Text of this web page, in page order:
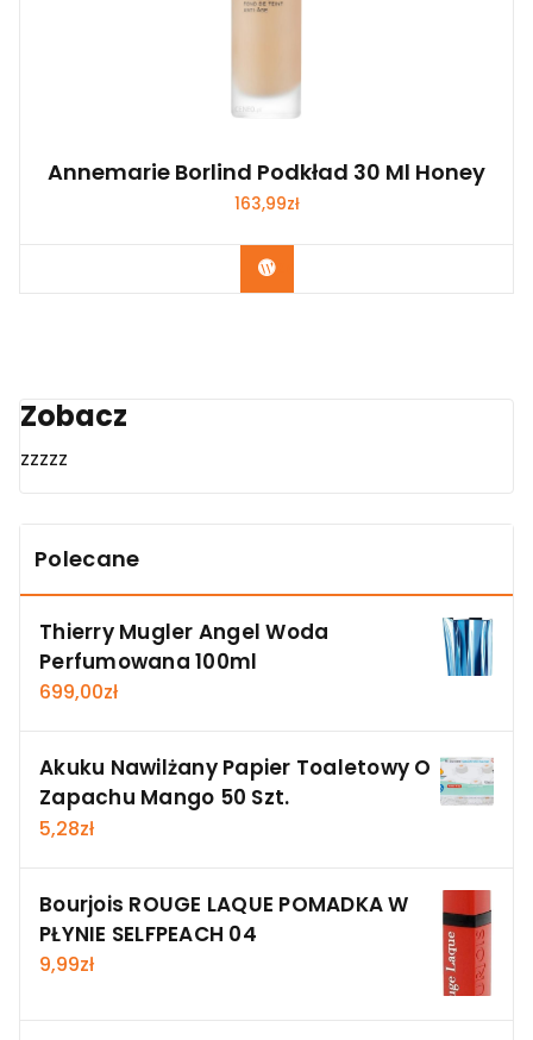
Annemarie Borlind Podkład 30 Ml Honey
163,99zł
Zobacz
Zobacz
zzzzz
Polecane
Thierry Mugler Angel Woda
Perfumowana 100ml
699,00zł
Akuku Nawilżany Papier Toaletowy O
Zapachu Mango 50 Szt.
5,28zł
Bourjois ROUGE LAQUE POMADKA W
PŁYNIE SELFPEACH 04
9,99zł